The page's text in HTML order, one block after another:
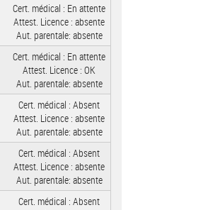
Cert. médical : En attente
Attest. Licence : absente
Aut. parentale: absente
Cert. médical : En attente
Attest. Licence : OK
Aut. parentale: absente
Cert. médical : Absent
Attest. Licence : absente
Aut. parentale: absente
Cert. médical : Absent
Attest. Licence : absente
Aut. parentale: absente
Cert. médical : Absent